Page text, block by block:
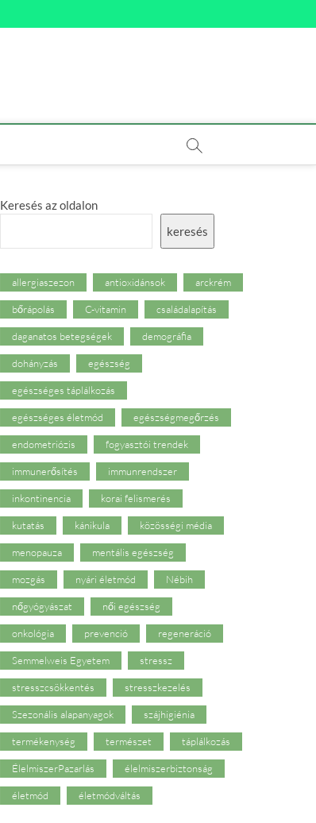
Keresés az oldalon
keresés
allergiaszezon antioxidánsok arckrém
bőrápolás C-vitamin családalapítás
daganatos betegségek demográfia
dohányzás egészség
egészséges táplálkozás
egészséges életmód egészségmegőrzés
endometriózis fogyasztói trendek
immunerősítés immunrendszer
inkontinencia korai felismerés
kutatás kánikula közösségi média
menopauza mentális egészség
mozgás nyári életmód Nébih
nőgyógyászat női egészség
onkológia prevenció regeneráció
Semmelweis Egyetem stressz
stresszcsökkentés stresszkezelés
Szezonális alapanyagok szájhigiénia
termékenység természet táplálkozás
ÉlelmiszerPazarlás élelmiszerbiztonság
életmód életmódváltás